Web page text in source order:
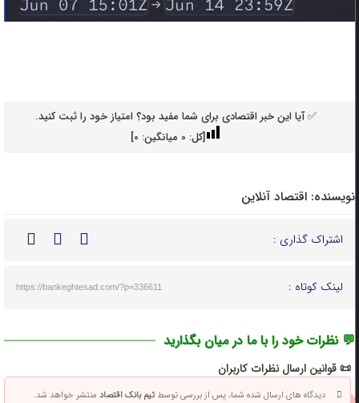
✅ آیا این خبر اقتصادی برای شما مفید بود؟ امتیاز خود را ثبت کنید.
[کل: 0میانگین: 0
]
نویسنده: اقتصاد آنلاین
اشتراک گذاری :
لینک کوتاه : https://bankeghtesad.com/?p=336611
💬 نظرات خود را با ما در میان بگذارید
📜 قوانین ارسال نظرات کاربران
دیدگاه های ارسال شده شما، پس از بررسی توسطتیم بانک اقتصادمنتشر خواهد شد.